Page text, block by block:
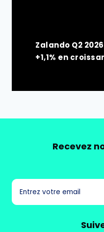
Zalando Q2
+1,1% en
Recevez